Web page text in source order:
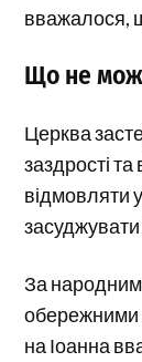
вважалося,
Що не
Церква
заздрості
відмовляти
За
обережними
на Іоанна